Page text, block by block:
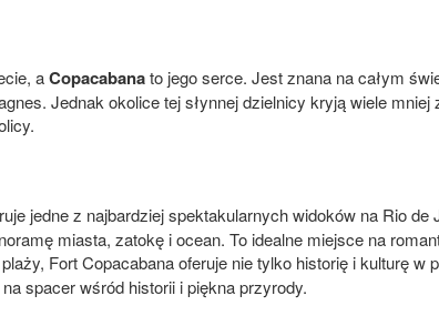
aCopacabanato jego serce. Jest znana na całym
Jednak okolice tej słynnej dzielnicy kryją wiele
jedne z najbardziej spektakularnych widoków na Rio
miasta, zatokę i ocean. To idealne miejsce na
Fort Copacabana oferuje nie tylko historię i kulturę
spacer wśród historii i piękna przyrody.